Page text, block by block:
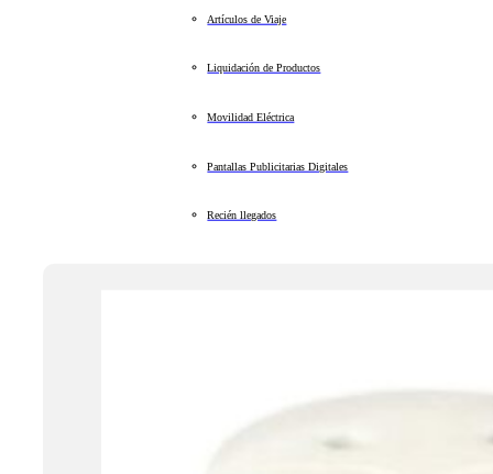
Artículos de Viaje
Liquidación de Productos
Movilidad Eléctrica
Pantallas Publicitarias Digitales
Recién llegados